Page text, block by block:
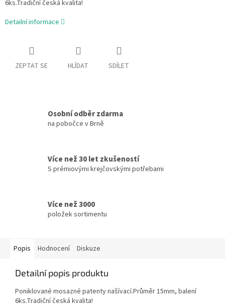
6ks.Tradiční česká kvalita!
Detailní informace
ZEPTAT SE HLÍDAT SDÍLET
Osobní odběr zdarma
na pobočce v Brně
Více než 30 let zkušeností
S prémiovými krejčovskými potřebami
Více než 3000
položek sortimentu
Popis Hodnocení Diskuze
Detailní popis produktu
Poniklované mosazné patenty našívací.Průměr 15mm, balení
6ks.Tradiční česká kvalita!